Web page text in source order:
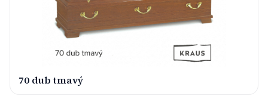
70 dub tmavý